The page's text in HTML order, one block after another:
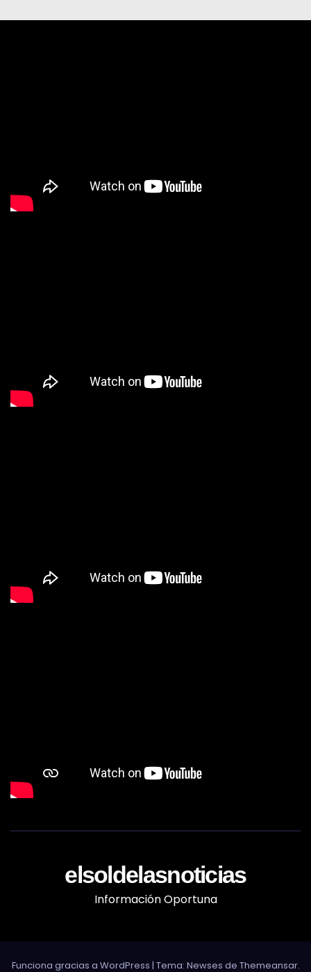
elsoldelasnoticias
Información Oportuna
Funciona gracias a WordPress | Tema: Newses de Themeansar.